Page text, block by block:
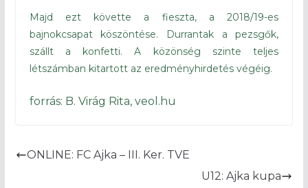
Majd ezt követte a fieszta, a 2018/19-es
bajnokcsapat köszöntése. Durrantak a pezsgők,
szállt a konfetti. A közönség szinte teljes
létszámban kitartott az eredményhirdetés végéig.
forrás: B. Virág Rita, veol.hu
ONLINE: FC Ajka – III. Ker. TVE
U12: Ajka kupa